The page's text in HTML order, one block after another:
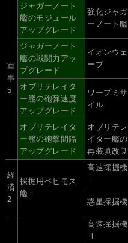
軍
事
5
ジャガーノート
艦のモジュール
アップグレード
強化ジャガ
ーノート艦
ジャガーノート
艦の戦闘力アッ
プグレード
イオンウェ
ーブ
オブリテレイタ
ー艦の砲弾速度
アップグレード
ワープミサ
イル
オブリテレイタ
ー艦の砲撃間隔
アップグレード
オブリテレ
イター艦の
再装填改良
経
済
2
採掘用ベヒモス
艦Ⅰ
高速採掘機
Ⅰ
惑星採掘機
高速採掘機
Ⅱ